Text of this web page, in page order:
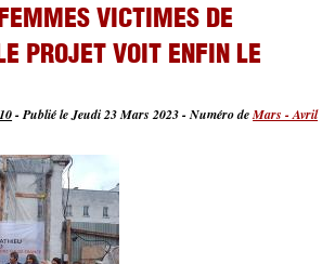
VICTIMES DE
PROJET VOIT ENFIN LE
-Publié le Jeudi 23 Mars 2023-Numéro deMars - Avril